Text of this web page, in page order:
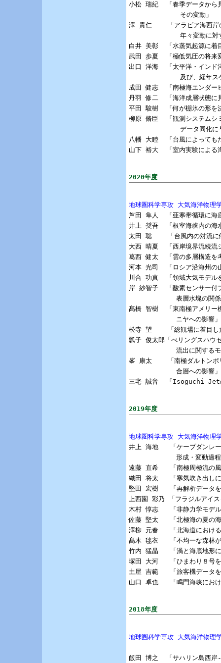
小松 瑞紀  「春季データから
             その変動」
澤 貴仁    「アラビア海西岸
年々変動に対
白井 美彰  「水蒸気起源に着
武田 歩夏  「極低気圧の将来
出口 洋海  「太平洋・インド
及び、経年ス
成田 健志  「南極海エンダー
丹羽 修二  「海洋成層状態に
平田 駿樹  「何が棚氷の形を
柳原 脩臣  「観測システムシ
データ同化に
八幡 大睦  「台風によっても
山下 裕大  「室内実験によ
2020年度
地球圏科学専攻 大気海洋物理
芦田 隼人  「亜寒帯循環に海
井上 奨吾  「根室海峡内の海
太田 聡    「台風内の対流に
大西 晴夏  「西岸境界流続流
葛西 健太  「雲の多層構造を
河本 光司  「ロシア沿海州の
川合 功真  「領域大気モデル
岸 紗智子  「酸素センサー付
表層水塊の関
髙橋 智樹  「東南極アメリー
            ニヤへの影響」
松寺 望    「総観場に着目し
瓢子 俊太郎「べリングスハウ
流出に関するモ
峯 康太    「南極ダルトンポ
            合層への影響」
三宅 誠音  「Isoguchi Jet
2019年度
地球圏科学専攻 大気海洋物理
井上 海地   「ケープダンレー
形成・変動過
遠藤 直希   「南極周極流の風
織田 将太   「寒気吹き出しに
堅田 宏樹   「再解析データを
上西園 彩乃 「フラジルアイス
木村 惇志   「非静力学モデル
佐藤 堅太   「北極海の夏の海
澤柳 元春   「北海道における
髙木 毬衣   「不均一な森林が
竹内 猛晶   「渦と海底地形
塚田 大河   「ひまわり８号を
土屋 吉範   「旅客機データを
山口 卓也   「鳴門海峡におけ
2018年度
地球圏科学専攻 大気海洋物理
飯田 博之  「サハリン島西